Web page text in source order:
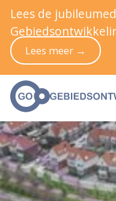
Lees de
Lees meer →